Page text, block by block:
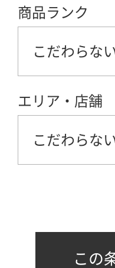
商品ランク
こだわらな
エリア・店舗
こだわらな
この